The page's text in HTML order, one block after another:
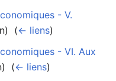
- V.
(← liens)
- VI. Aux
(← liens)